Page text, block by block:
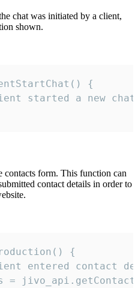
chat was initiated by a client,
shown.
{
started a new
contacts form. This function can
contact details in order to
{
entered contact
=